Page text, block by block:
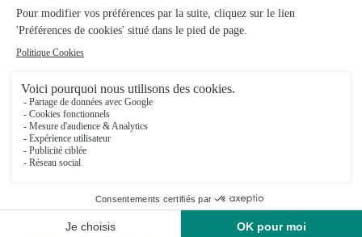
St Martin Lez Tatinghem
★★★★★4.5 (57)
54, Route de Calais
Voir la boutique